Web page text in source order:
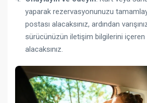
yaparak rezervasyonunuzu
postası alacaksınız, ardından
sürücünüzün iletişim bilgilerini
alacaksınız.